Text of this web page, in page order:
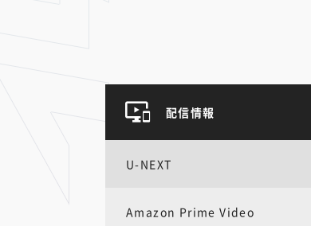
配信情報
U-NEXT
Amazon Prime Video